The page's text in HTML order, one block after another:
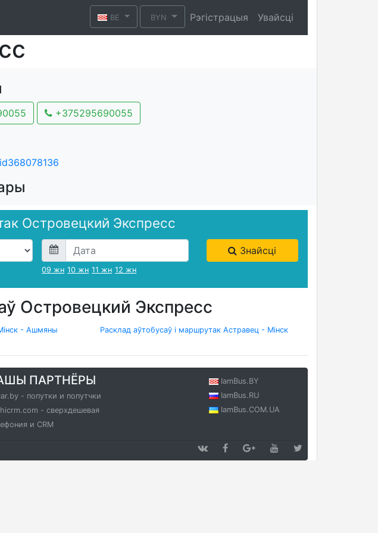
BE BYN Рэгістрацыя Увайсці
+375295690055
Островецкий Экспресс
09 жн 10 жн 11 жн 12 жн
Знайсці
Островецкий Экспресс
- Ашмяны Расклад аўтобусаў і маршрутак Астравец - Мінск
ПАРТНЁРЫ
- попутки и попутчки
- сверхдешевая
и CRM
IamBus.BY
IamBus.RU
IamBus.COM.UA